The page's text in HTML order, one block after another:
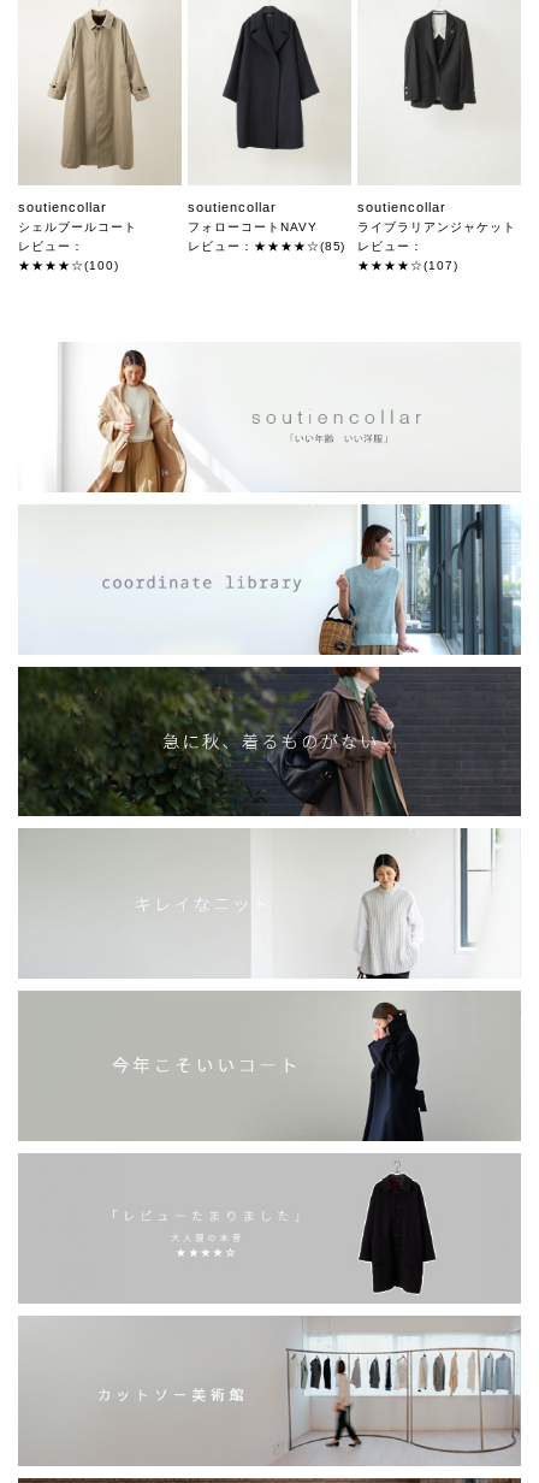
soutiencollar
シェルブールコート
レビュー：
★★★★☆(100)
soutiencollar
フォローコートNAVY
レビュー：★★★★☆(85)
soutiencollar
ライブラリアンジャケット
レビュー：
★★★★☆(107)